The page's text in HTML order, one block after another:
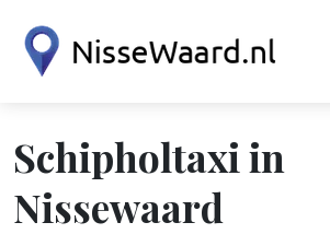
Schipholtaxi in
Nissewaard